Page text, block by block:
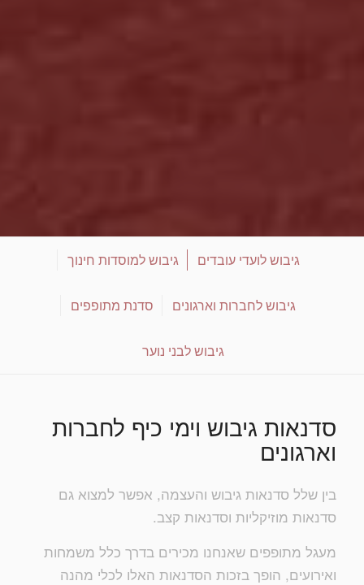
גיבוש לועדי עובדים גיבוש למוסדות חינוך
גיבוש לחברות וארגונים סדנת מתופפים
גיבוש לבני נוער
סדנאות גיבוש וימי כיף לחברות
וארגונים
בין שלל סדנאות גיבוש והעצמה, אפשר למצוא גם
סדנאות מוזיקליות וסדנאות קצב.
מעגל מתופפים שאנחנו מכירים בדרך כלל משמחות
ואירועים, הופך בזכות הסדנאות האלו לכלי מהנה